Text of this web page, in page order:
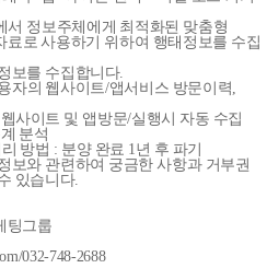
정보주체에게 최적화된 맞춤형
로 사용하기 위하여 행태정보를 수집
보를 수집합니다.
자의 웹사이트/앱서비스 방문이력,
사이트 및 앱방문/실행시 자동 수집
분석
방법 : 분양 완료 1년 후 파기
보와 관련하여 궁금한 사항과 거부권
있습니다.
팅그룹
032-748-2688